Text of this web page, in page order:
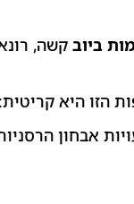
ביוב קשה,
הזו היא קריטית:
אבחון